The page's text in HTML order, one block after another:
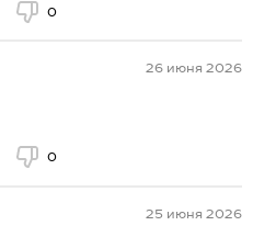
0
26 июня 2026
0
25 июня 2026